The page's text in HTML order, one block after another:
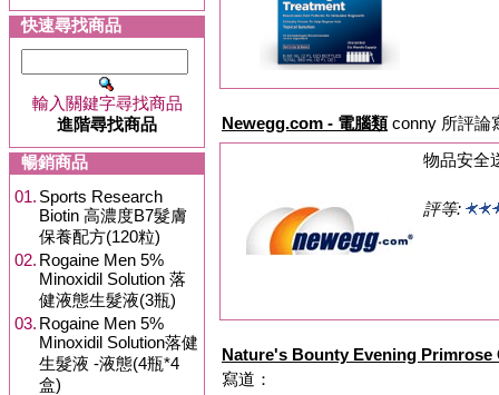
快速尋找商品
輸入關鍵字尋找商品
進階尋找商品
暢銷商品
01. Sports Research
Biotin 高濃度B7髮膚
保養配方(120粒)
02. Rogaine Men 5%
Minoxidil Solution 落
健液態生髮液(3瓶)
03. Rogaine Men 5%
Minoxidil Solution落健
生髮液 -液態(4瓶*4
盒)
Newegg.com - 電腦類 conny 所評論
物品安全
評等:
Nature's Bounty Evening Primrose
寫道：